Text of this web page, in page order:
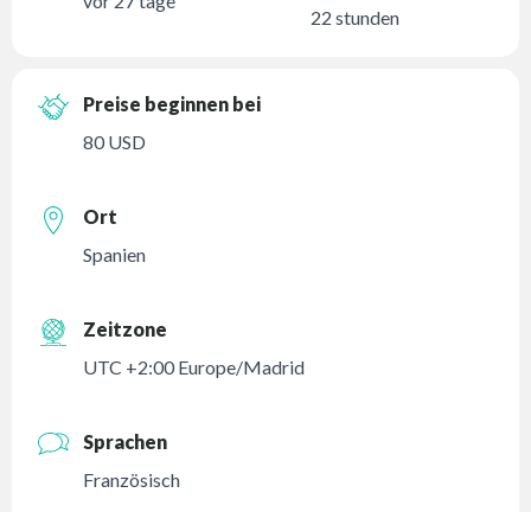
22 stunden
Preise beginnen bei
80 USD
Ort
Spanien
Zeitzone
UTC +2:00 Europe/Madrid
Sprachen
Französisch